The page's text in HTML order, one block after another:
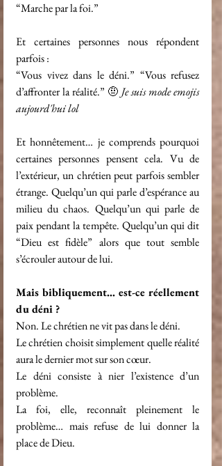
“Marche par la foi.”
Et certaines personnes nous répondent
parfois :
“Vous vivez dans le déni.” “Vous refusez
d’affronter la réalité.” 🤨 Je suis mode emojis
aujourd'hui lol
Et honnêtement… je comprends pourquoi
certaines personnes pensent cela. Vu de
l’extérieur, un chrétien peut parfois sembler
étrange. Quelqu’un qui parle d’espérance au
milieu du chaos. Quelqu’un qui parle de
paix pendant la tempête. Quelqu’un qui dit
“Dieu est fidèle” alors que tout semble
s’écrouler autour de lui.
Mais bibliquement… est-ce réellement
du déni ?
Non. Le chrétien ne vit pas dans le déni.
Le chrétien choisit simplement quelle réalité
aura le dernier mot sur son cœur.
Le déni consiste à nier l’existence d’un
problème.
La foi, elle, reconnaît pleinement le
problème… mais refuse de lui donner la
place de Dieu.